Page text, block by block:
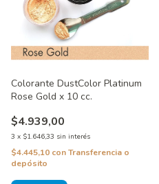
Colorante DustColor Platinum
Rose Gold x 10 cc.
$4.939,00
3 x $1.646,33 sin interés
$4.445,10 conTransferencia o
depósito